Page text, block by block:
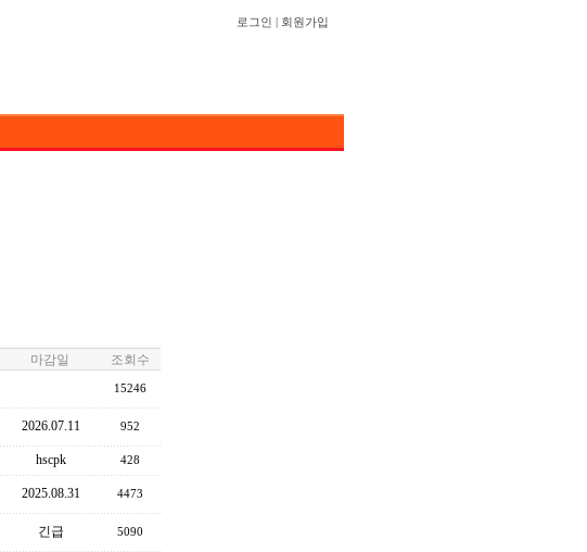
로그인 회원가입
마감일
조회수
15246
2026.07.11 952
hscpk 428
2025.08.31 4473
긴급 5090